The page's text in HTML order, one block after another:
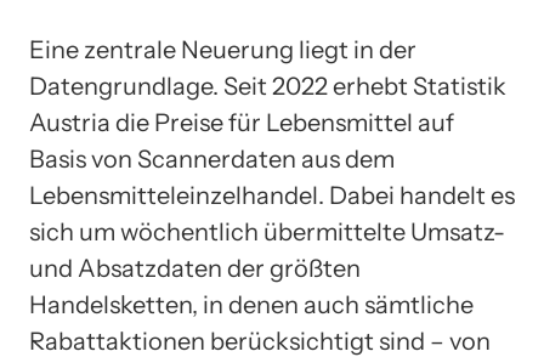
Eine zentrale Neuerung liegt in der
Datengrundlage. Seit 2022 erhebt Statistik
Austria die Preise für Lebensmittel auf
Basis von Scannerdaten aus dem
Lebensmitteleinzelhandel. Dabei handelt es
sich um wöchentlich übermittelte Umsatz-
und Absatzdaten der größten
Handelsketten, in denen auch sämtliche
Rabattaktionen berücksichtigt sind – von